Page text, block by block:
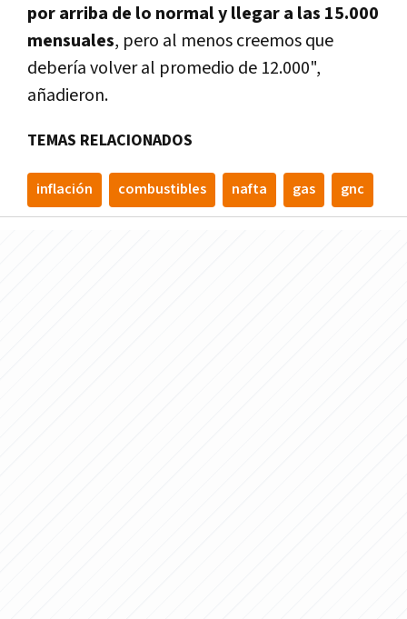
por arriba de lo normal y llegar a las 15.000
mensuales, pero al menos creemos que
debería volver al promedio de 12.000",
añadieron.
TEMAS RELACIONADOS
inflación combustibles nafta gas gnc